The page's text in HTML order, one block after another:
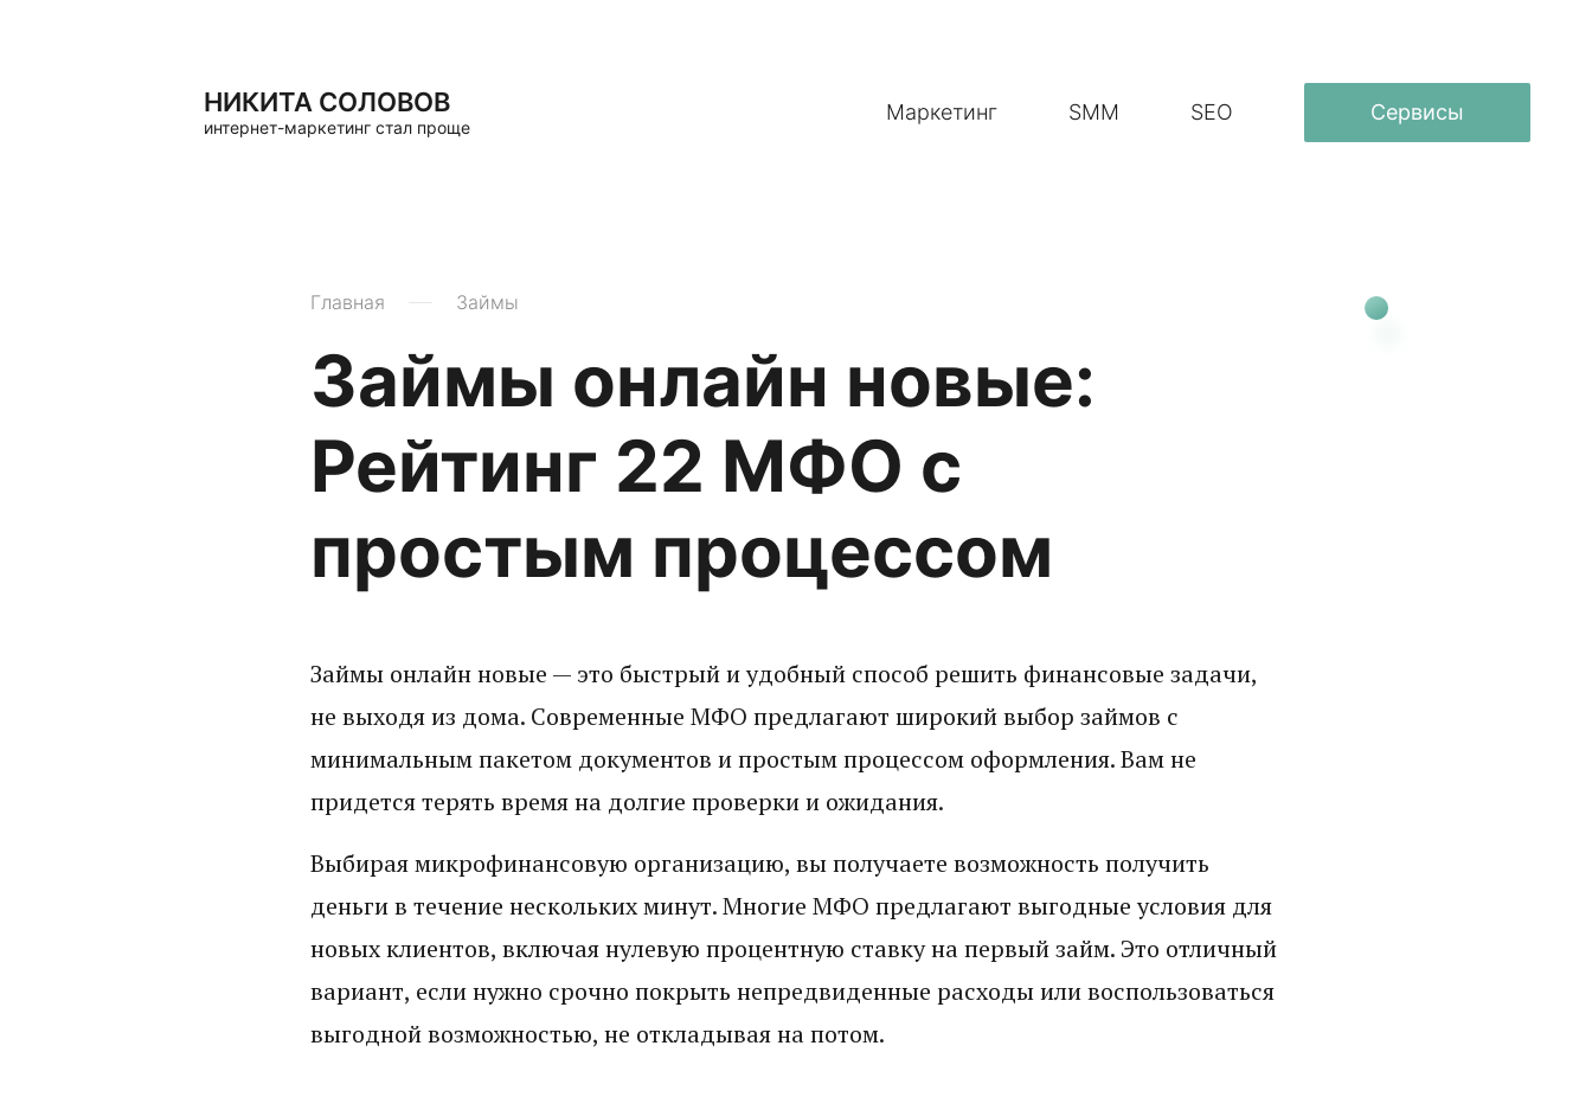
НИКИТА СОЛОВОВ
интернет-маркетинг стал проще
Маркетинг SMM SEO Сервисы
Главная Займы
Займы онлайн новые:
Рейтинг 22 МФО с
простым процессом
Займы онлайн новые — это быстрый и удобный способ решить финансовые задачи,
не выходя из дома. Современные МФО предлагают широкий выбор займов с
минимальным пакетом документов и простым процессом оформления. Вам не
придется терять время на долгие проверки и ожидания.
Выбирая микрофинансовую организацию, вы получаете возможность получить
деньги в течение нескольких минут. Многие МФО предлагают выгодные условия для
новых клиентов, включая нулевую процентную ставку на первый займ. Это отличный
вариант, если нужно срочно покрыть непредвиденные расходы или воспользоваться
выгодной возможностью, не откладывая на потом.